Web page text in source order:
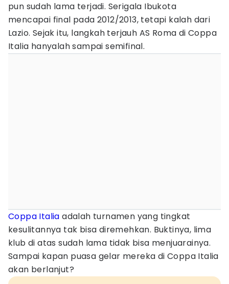
pun sudah lama terjadi. Serigala Ibukota
mencapai final pada 2012/2013, tetapi kalah dari
Lazio. Sejak itu, langkah terjauh AS Roma di Coppa
Italia hanyalah sampai semifinal.
Coppa Italia adalah turnamen yang tingkat
kesulitannya tak bisa diremehkan. Buktinya, lima
klub di atas sudah lama tidak bisa menjuarainya.
Sampai kapan puasa gelar mereka di Coppa Italia
akan berlanjut?